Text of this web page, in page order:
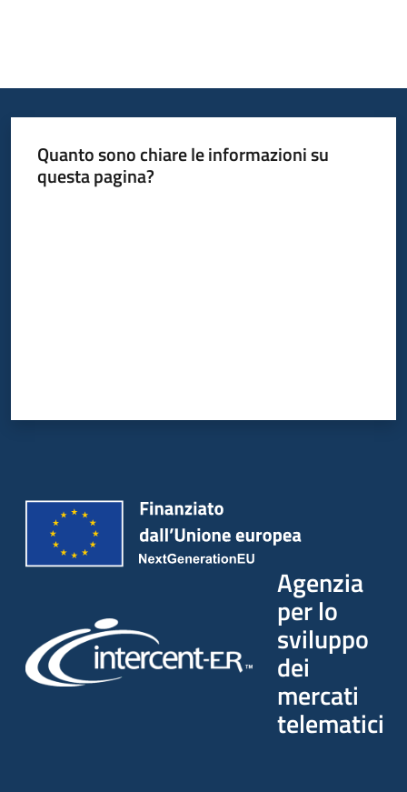
Quanto sono chiare le informazioni su
questa pagina?
Agenzia
per lo
sviluppo
dei
mercati
telematici